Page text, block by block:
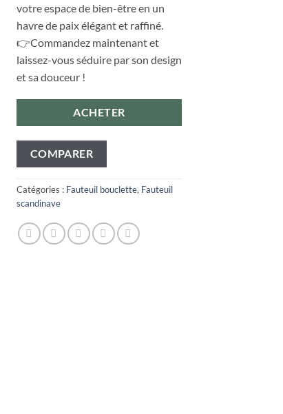
votre espace de bien-être en un
havre de paix élégant et raffiné.
👉Commandez maintenant et
laissez-vous séduire par son design
et sa douceur !
ACHETER
COMPARER
Catégories : Fauteuil bouclette, Fauteuil
scandinave